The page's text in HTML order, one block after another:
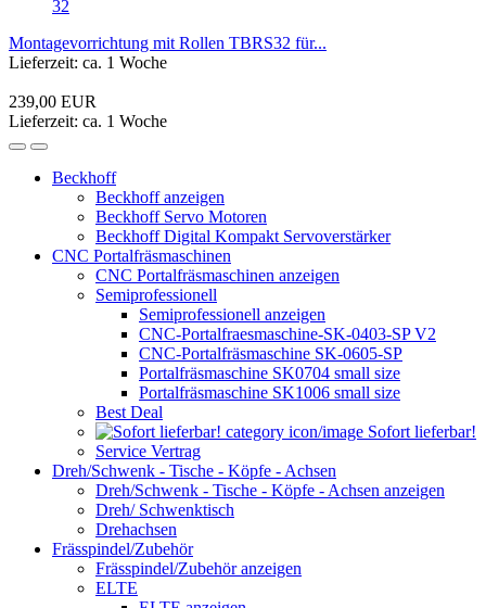
Montagevorrichtung mit Rollen TBRS32 für...
Lieferzeit: ca. 1 Woche
239,00 EUR
Lieferzeit: ca. 1 Woche
Beckhoff
Beckhoff anzeigen
Beckhoff Servo Motoren
Beckhoff Digital Kompakt Servoverstärker
CNC Portalfräsmaschinen
CNC Portalfräsmaschinen anzeigen
Semiprofessionell
Semiprofessionell anzeigen
CNC-Portalfraesmaschine-SK-0403-SP V2
CNC-Portalfräsmaschine SK-0605-SP
Portalfräsmaschine SK0704 small size
Portalfräsmaschine SK1006 small size
Best Deal
Sofort lieferbar!
Service Vertrag
Dreh/Schwenk - Tische - Köpfe - Achsen
Dreh/Schwenk - Tische - Köpfe - Achsen anzeigen
Dreh/ Schwenktisch
Drehachsen
Frässpindel/Zubehör
Frässpindel/Zubehör anzeigen
ELTE